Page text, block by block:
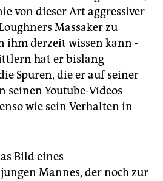
von dieser Art aggressiver
Massaker zu
ihm derzeit wissen kann -
hat er bislang
Spuren, die er auf seiner
seinen Youtube-Videos
wie sein Verhalten in
Bild eines
Mannes, der noch zur